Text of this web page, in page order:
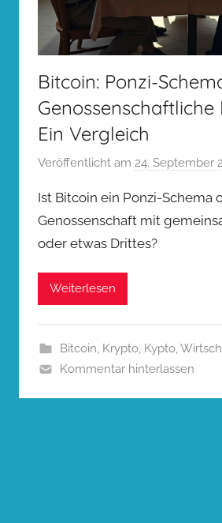
Bitcoin: Ponzi-
Ein Vergleich
Veröffentlicht am 24. September
Ist Bitcoin ein Ponzi-Schema
Genossenschaft mit
oder etwas Drittes?
Weiterlesen
Bitcoin, Krypto, Kypto,
Kommentar hinterlassen